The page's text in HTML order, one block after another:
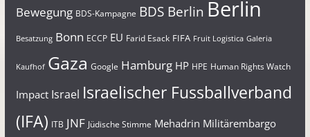
Bewegung BDS-Kampagne BDS Berlin Berlin
Besatzung Bonn ECCP EU Farid Esack FIFA Fruit Logistica Galeria
Kaufhof Gaza Google Hamburg HP HPE Human Rights Watch
Impact Israel Israelischer Fussballverband
(IFA) ITB JNF Jüdische Stimme Mehadrin Militärembargo